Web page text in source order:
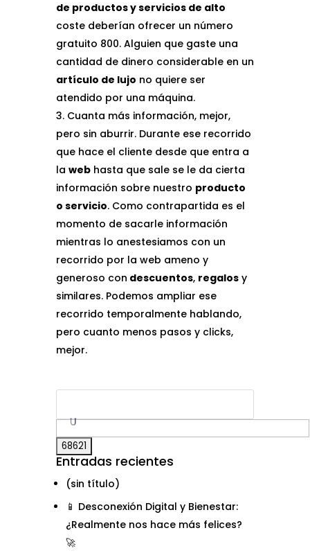
de productos y servicios de alto
coste deberían ofrecer un número
gratuito 800. Alguien que gaste una
cantidad de dinero considerable en un
artículo de lujo no quiere ser
atendido por una máquina.
Cuanta más información, mejor,
pero sin aburrir. Durante ese recorrido
que hace el cliente desde que entra a
la webhasta que sale se le da cierta
información sobre nuestro producto
o servicio. Como contrapartida es el
momento de sacarle información
mientras lo anestesiamos con un
recorrido por la web ameno y
generoso con descuentos, regalosy
similares. Podemos ampliar ese
recorrido temporalmente hablando,
pero cuanto menos pasos y clicks,
mejor.
Entradas recientes
(sin título)
📱 Desconexión Digital y Bienestar:
¿Realmente nos hace más felices?
🚀